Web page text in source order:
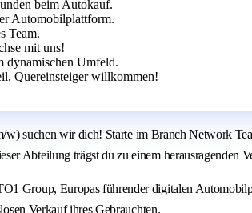
beim Autokauf.
Automobilplattform.
Team.
mit uns!
dynamischen Umfeld.
Quereinsteiger willkommen!
suchen wir dich! Starte im Branch Network
Abteilung trägst du zu einem herausragenden
Group, Europas führender digitalen
Verkauf ihres Gebrauchten.